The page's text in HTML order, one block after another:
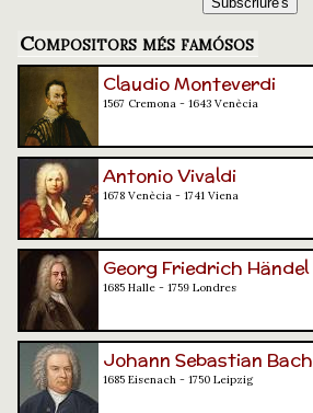
Compositors més famósos
Claudio Monteverdi
1567 Cremona - 1643 Venècia
Antonio Vivaldi
1678 Venècia - 1741 Viena
Georg Friedrich Händel
1685 Halle - 1759 Londres
Johann Sebastian Bach
1685 Eisenach - 1750 Leipzig